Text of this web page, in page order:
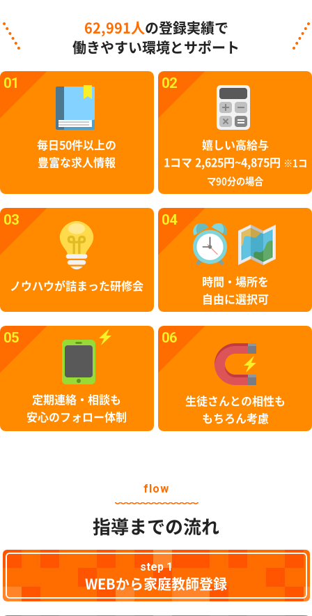
62,991人 の登録実績で
働きやすい環境とサポート
01
毎日50件以上の
豊富な求人情報
02
嬉しい高給与
1コマ 2,625円~4,875円
※1コ
マ90分の場合
03
ノウハウが詰まった研修会
04
時間・場所を
自由に選択可
05
定期連絡・相談も
安心のフォロー体制
06
生徒さんとの相性も
もちろん考慮
flow
指導までの流れ
step 1
WEBから家庭教師登録